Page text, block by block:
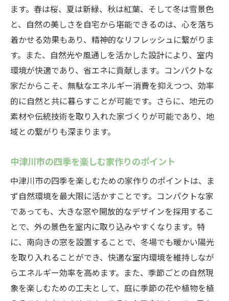
スマート家電で実現する快適ライフ
自然光を活かした明るい住まい
静かな環境で心も体もリフレッシュ若い夫婦の
ための中津川市の住まい
ストレスを軽減する空間設計のコツ
自然の音を取り入れた癒しの住まい
リラックス効果を高めるインテリア選び
健康的な生活を支える家の工夫
庭で楽しむアウトドアライフの魅力
都市を離れて自然と共に暮らす中津川市で見つ
ける理想のコンパクトな家
自然と都市生活のバランスを取る住まい
交通の便が良い地域での家探し
中津川市で安心して暮らすためのセキュリ
ティ
自然の中で育む家族の時間
地域コミュニティとのつながりを楽しむ
ます。春は桜、夏は新緑、秋は紅葉、そして冬は雪景色
と、自然の美しさを自宅から堪能できるのは、心を落ち
着かせる効果もあり、精神的なリフレッシュに繋がりま
す。また、自然光や風通しを活かした設計により、室内
環境が快適であり、省エネに貢献します。コンパクトな
家だからこそ、無駄なエネルギー消費を抑えつつ、効率
的に自然と共に暮らすことが可能です。さらに、地元の
素材や伝統技術を取り入れた家づくりが可能であり、地
域との繋がりも深まります。
中津川市の四季を楽しむ家作りのポイント
中津川市の四季を楽しむための家作りのポイントは、ま
ず自然環境を最大限に活かすことです。コンパクトな家
であっても、大きな窓や開放的なデザインを採用するこ
とで、外の景色を室内に取り込みやすくなります。特
に、南向きの窓を設置することで、冬場でも暖かい陽光
を取り入れることができ、快適な室内環境を維持しなが
らエネルギー効率を高めます。また、季節ごとの自然現
象を楽しむための工夫として、庭に季節の花や植物を植